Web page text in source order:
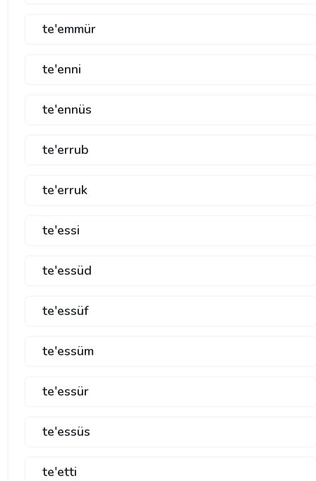
te'emmür
te'enni
te'ennüs
te'errub
te'erruk
te'essi
te'essüd
te'essüf
te'essüm
te'essür
te'essüs
te'etti